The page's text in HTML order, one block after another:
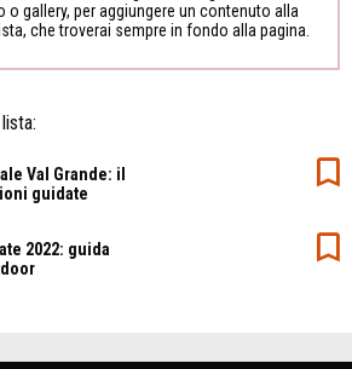
o gallery, per aggiungere un contenuto alla
che troverai sempre in fondo alla pagina.
Val Grande: il
guidate
2022: guida